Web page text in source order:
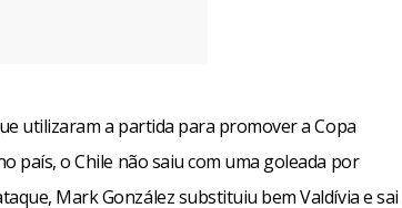
utilizaram a partida para promover a Copa
país, o Chile não saiu com uma goleada por
Mark González substituiu bem Valdívia e sai